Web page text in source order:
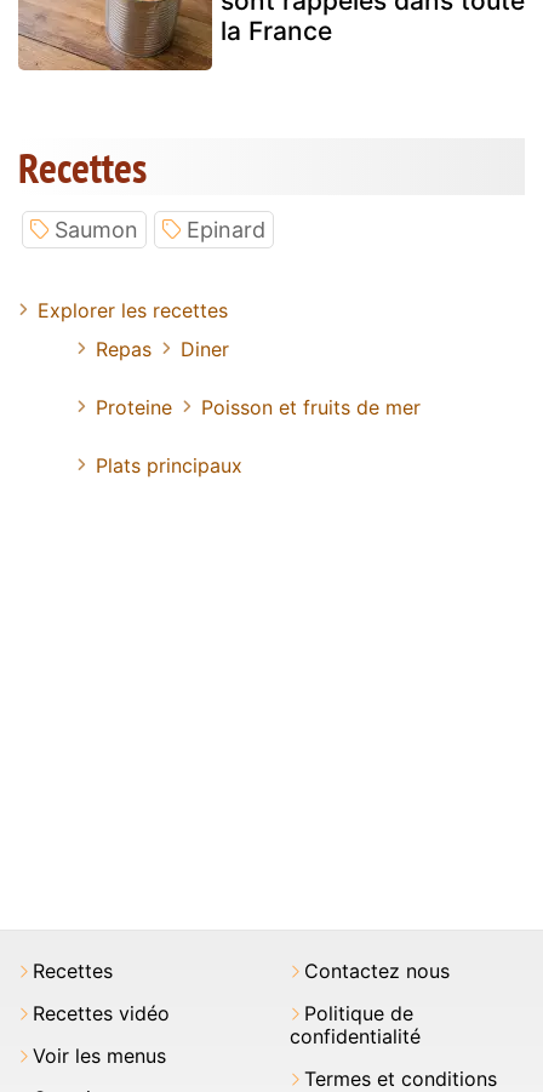
la France
Recettes
Saumon Epinard
Explorer les recettes
Repas
Diner
Proteine Poisson et fruits de mer
Plats principaux
Recettes
Recettes vidéo
Voir les menus
Contactez nous
Politique de
confidentialité
Termes et conditions